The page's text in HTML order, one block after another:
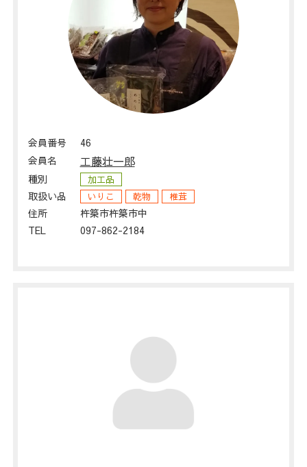
会員番号
46
会員名
工藤壮一郎
種別 加工品
取扱い品 いりこ 乾物 椎茸
住所
杵築市杵築市中
TEL
097-862-2184